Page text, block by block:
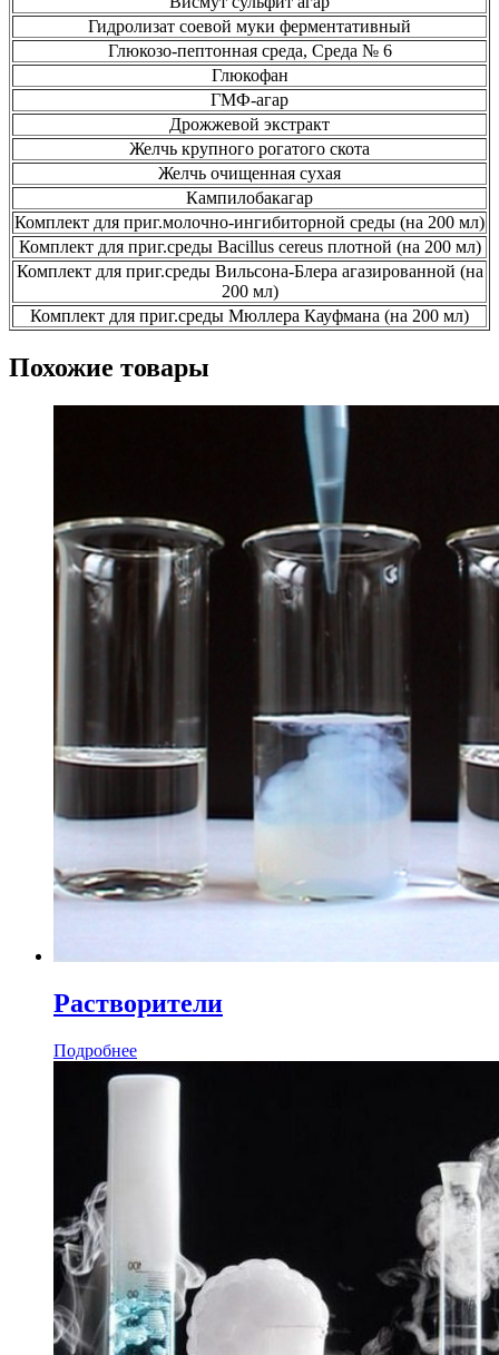
Гидролизат соевой муки ферментативный
Глюкозо-пептонная среда, Среда № 6
Глюкофан
ГМФ-агар
Дрожжевой экстракт
Желчь крупного рогатого скота
Желчь очищенная сухая
Кампилобакагар
Комплект для приг.молочно-ингибиторной среды (на 200 мл)
Комплект для приг.среды Вacillus cereus плотной (на 200 мл)
Комплект для приг.среды Вильсона-Блера агазированной (на
200 мл)
Комплект для приг.среды Мюллера Кауфмана (на 200 мл)
Похожие товары
Растворители
Подробнее